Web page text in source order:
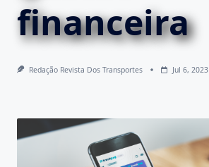
financeira
Redação Revista Dos Transportes Jul 6, 2023